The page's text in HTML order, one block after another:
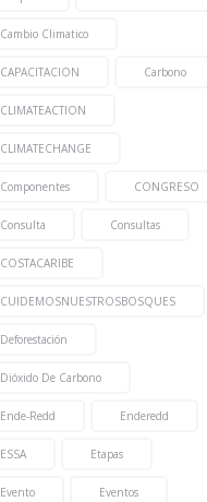
Cambio Climatico
CAPACITACION Carbono
CLIMATEACTION
CLIMATECHANGE
Componentes CONGRESO
Consulta Consultas
COSTACARIBE
CUIDEMOSNUESTROSBOSQUES
Deforestación
Dióxido De Carbono
Ende-Redd Enderedd
ESSA Etapas
Evento Eventos